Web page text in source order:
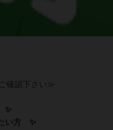
確認下さい≫
✨
い方 ✨